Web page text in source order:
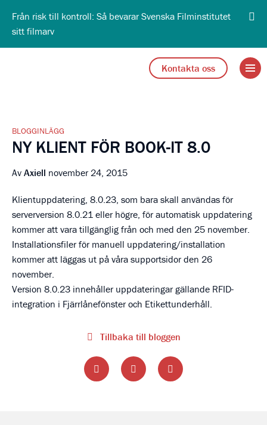
Från risk till kontroll: Så bevarar Svenska Filminstitutet
sitt filmarv
Kontakta oss Open
BLOGGINLÄGG
NY KLIENT FÖR BOOK-IT 8.0
Av Axiell november 24, 2015
Klientuppdatering, 8.0.23, som bara skall användas för
serverversion 8.0.21 eller högre, för automatisk uppdatering
kommer att vara tillgänglig från och med den 25 november.
Installationsfiler för manuell uppdatering/installation
kommer att läggas ut på våra supportsidor den 26
november.
Version 8.0.23 innehåller uppdateringar gällande RFID-
integration i Fjärrlånefönster och Etikettunderhåll.
Tillbaka till bloggen